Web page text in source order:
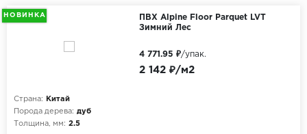
НОВИНКА
ПВХ Alpine Floor Parquet LVT
Зимний Лес
Страна:
Китай
Порода дерева: дуб
Толщина, мм: 2.5
2 142 ₽/м2
4 771.95 ₽/упак.